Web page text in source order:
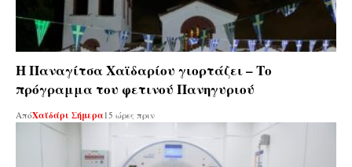
Η Παναγίτσα Χαϊδαρίου γιορτάζει – Το
πρόγραμμα του φετινού Πανηγυριού
ΑπόΧαϊδάρι Σήμερα15 ώρες πριν